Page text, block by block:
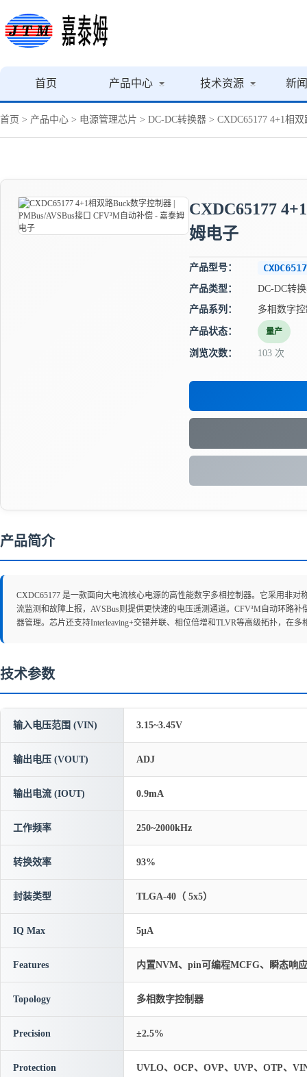
首页 产品中心 技术资源 新
首页 > 产品中心 > 电源管理芯片 > DC-DC转换器 > CXDC65177 4+1相
CXDC65177
姆电子
产品型号：
产品类型：
DC-DC转
产品系列：
多相数字
产品状态： 量产
浏览次数： 103 次
产品简介
CXDC65177 是一款面向大电流核心电源的高性能数字多相控制器。它采用非
流监测和故障上报，AVSBus则提供更快速的电压遥测通道。CFV³M自动环路
器管理。芯片还支持Interleaving+交错并联、相位倍增和TLVR等高级拓扑，在
技术参数
输入电压范围 (VIN) 3.15~3.45V
输出电压 (VOUT) ADJ
输出电流 (IOUT) 0.9mA
工作频率 250~2000kHz
转换效率 93%
封装类型 TLGA-40（ 5x5）
IQ Max 5μA
Features 内置NVM、pin可编程MCFG、瞬态响
Topology 多相数字控制器
Precision ±2.5%
Protection UVLO、OCP、OVP、UVP、OTP、